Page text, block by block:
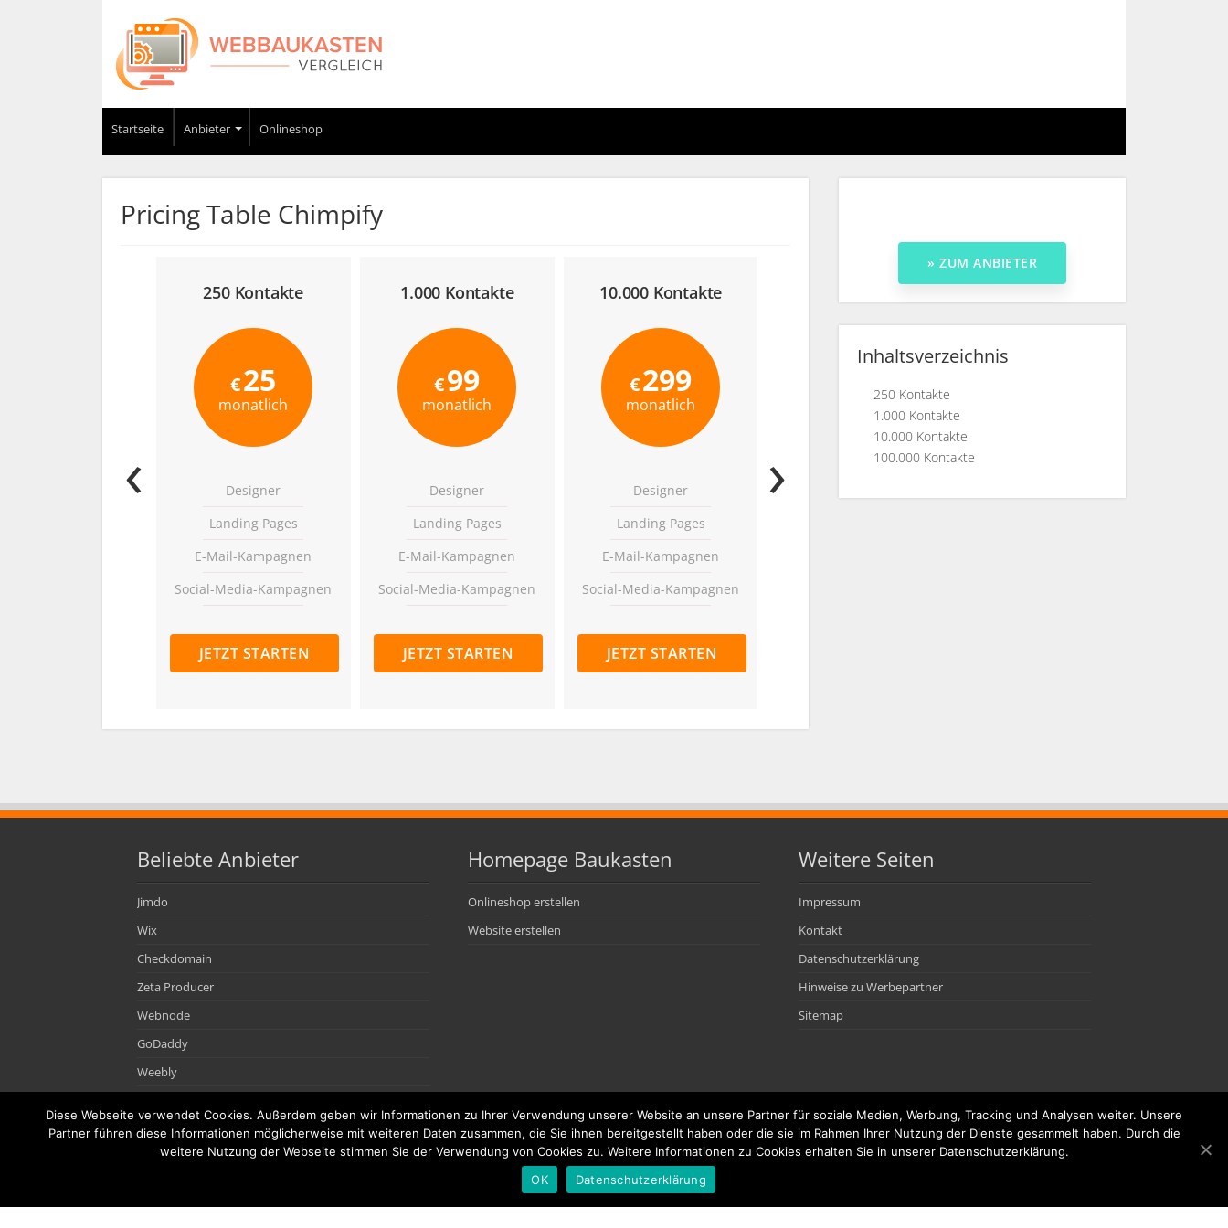
Startseite Anbieter Onlineshop
Pricing Table Chimpify
250 Kontakte
€25
monatlich
Designer
Landing Pages
E-Mail-Kampagnen
Social-Media-Kampagnen
1.000 Kontakte
€99
monatlich
Designer
Landing Pages
E-Mail-Kampagnen
Social-Media-Kampagnen
10.000 Kontakte
€299
monatlich
Designer
Landing Pages
E-Mail-Kampagnen
Social-Media-Kampagnen
499
monatlich
‹ ›
Inhaltsverzeichnis
250 Kontakte
1.000 Kontakte
10.000 Kontakte
100.000 Kontakte
Beliebte Anbieter
Jimdo
Wix
Checkdomain
Zeta Producer
Webnode
GoDaddy
Weebly
Site123
World4You
Homepage Baukasten
Onlineshop erstellen
Website erstellen
Weitere Seiten
Impressum
Kontakt
Datenschutzerklärung
Hinweise zu Werbepartner
Sitemap
Diese Webseite verwendet Cookies. Außerdem geben wir Informationen zu Ihrer Verwendung unserer Website an unsere Partner für soziale Medien, Werbung, Tracking und Analysen weiter. Unsere
Partner führen diese Informationen möglicherweise mit weiteren Daten zusammen, die Sie ihnen bereitgestellt haben oder die sie im Rahmen Ihrer Nutzung der Dienste gesammelt haben. Durch die
weitere Nutzung der Webseite stimmen Sie der Verwendung von Cookies zu. Weitere Informationen zu Cookies erhalten Sie in unserer Datenschutzerklärung.
OK
Datenschutzerklärung